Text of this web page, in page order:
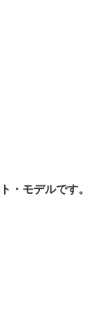
・モデルです。